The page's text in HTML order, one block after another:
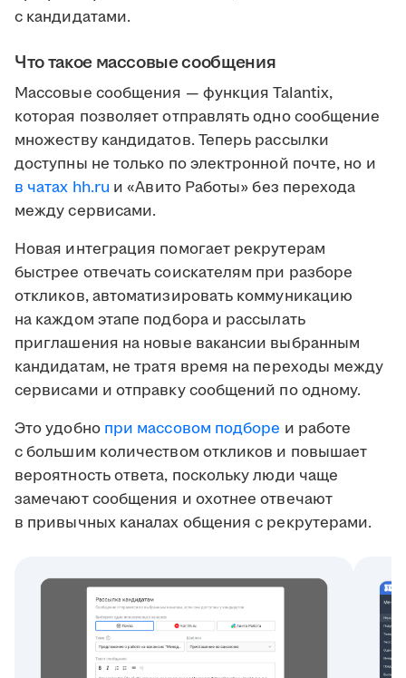
с кандидатами.
Что такое массовые сообщения
Массовые сообщения — функция Talantix,
которая позволяет отправлять одно сообщение
множеству кандидатов. Теперь рассылки
доступны не только по электронной почте, но и
в чатах hh.ru и «Авито Работы» без перехода
между сервисами.
Новая интеграция помогает рекрутерам
быстрее отвечать соискателям при разборе
откликов, автоматизировать коммуникацию
на каждом этапе подбора и рассылать
приглашения на новые вакансии выбранным
кандидатам, не тратя время на переходы между
сервисами и отправку сообщений по одному.
Это удобно при массовом подборе и работе
с большим количеством откликов и повышает
вероятность ответа, поскольку люди чаще
замечают сообщения и охотнее отвечают
в привычных каналах общения с рекрутерами.